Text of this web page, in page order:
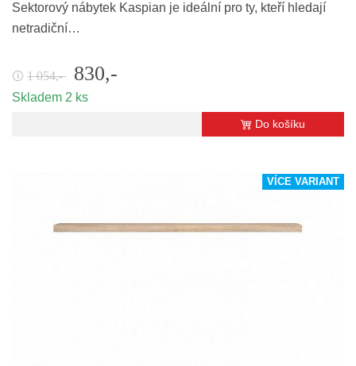
Sektorový nábytek Kaspian je ideální pro ty, kteří hledají
netradiční…
🛈 1 054,- 830,-
Skladem 2 ks
Do košíku
VÍCE VARIANT